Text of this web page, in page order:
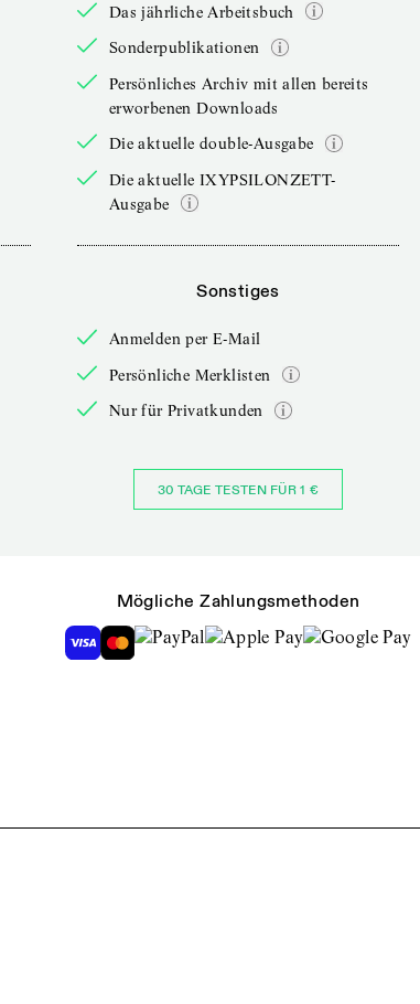
Das jährliche Arbeitsbuch
Sonderpublikationen
Persönliches Archiv mit allen bereits
erworbenen Downloads
Die aktuelle double-Ausgabe
Die aktuelle IXYPSILONZETT-
Ausgabe
Sonstiges
Anmelden per E-Mail
Persönliche Merklisten
Nur für Privatkunden
30 TAGE TESTEN FÜR 1 €
Mögliche Zahlungsmethoden